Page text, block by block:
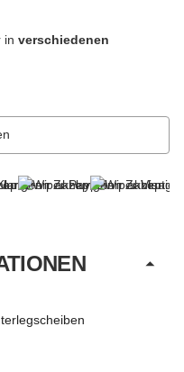
in verschiedenen